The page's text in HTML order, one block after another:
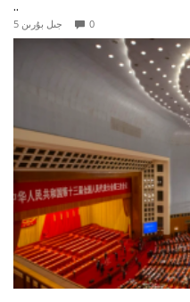
..
5 جىل بۇرىن 0